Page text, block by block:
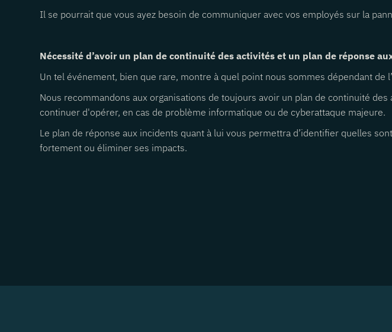
Il se pourrait que vous ayez besoin de communiquer avec vos employés sur la
Nécessité d’avoir un plan de continuité des activités et un plan de réponse
Un tel événement, bien que rare, montre à quel point nous sommes dépendant de
Nous recommandons aux organisations de toujours avoir un plan de continuité
continuer d'opérer, en cas de problème informatique ou de cyberattaque majeure.
Le plan de réponse aux incidents quant à lui vous permettra d’identifier quelles
fortement ou éliminer ses impacts.